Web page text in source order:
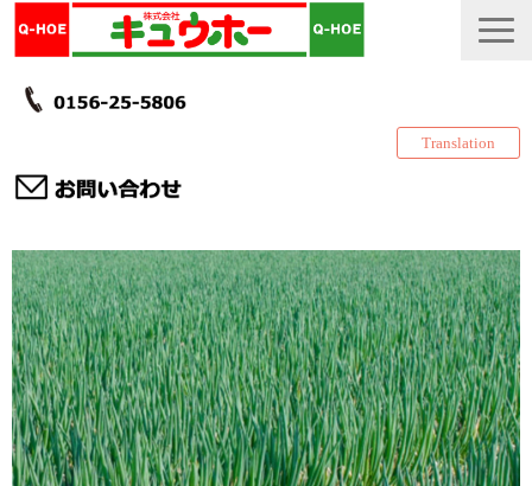
Translation
TOP
カタログ・冊子 DL
説明書
製品一覧
会社情報
採用情報